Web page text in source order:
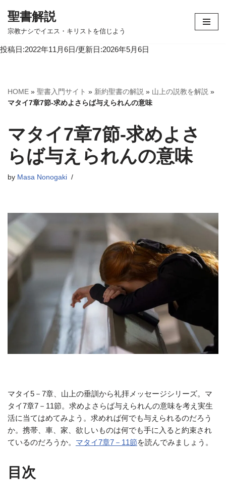
コ
テ
へ
ス
プ
聖書解説
宗教ナシでイエス・キリストを信じよう
投稿日:2022年11月6日/更新日:2026年5月6日
HOME » 聖書入門サイト » 新約聖書の解説 » 山上の説教を解説 »
マタイ7章7節-求めよさらば与えられんの意味
マタイ7章7節-求めよさ
らば与えられんの意味
by Masa Nonogaki
マタイ5－7章、山上の垂訓から礼拝メッセージシリーズ。マ
タイ7章7－11節。求めよさらば与えられんの意味を考え実生
活に当てはめてみよう。求めれば何でも与えられるのだろう
か。携帯、車、家、欲しいものは何でも手に入ると約束され
ているのだろうか。 マタイ7章7－11節を読んでみましょう。
目次